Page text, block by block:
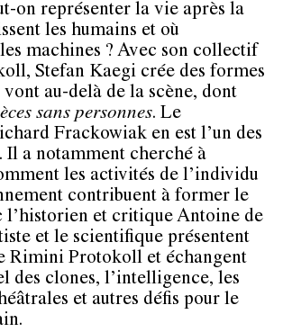
on représenter la vie après la
les humains et où
machines ? Avec son collectif
Stefan Kaegi crée des formes
au-delà de la scène, dont
sans personnes. Le
Frackowiak en est l’un des
Il a notamment cherché à
les activités de l’individu
contribuent à former le
l’historien et critique Antoine de
et le scientifique présentent
Rimini Protokoll et échangent
des clones, l’intelligence, les
et autres défis pour le